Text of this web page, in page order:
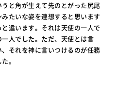
と角が生えて先のとがった尻尾
たいな姿を連想すると思います
違います。それは天使の一人で
人でした。ただ、天使とは言
それを神に言いつけるのが任務
。